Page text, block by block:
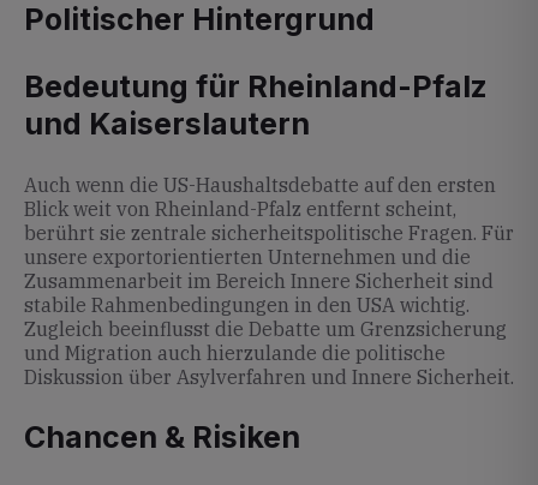
Politischer Hintergrund
Bedeutung für Rheinland-Pfalz
und Kaiserslautern
Auch wenn die US-Haushaltsdebatte auf den ersten
Blick weit von Rheinland-Pfalz entfernt scheint,
berührt sie zentrale sicherheitspolitische Fragen. Für
unsere exportorientierten Unternehmen und die
Zusammenarbeit im Bereich Innere Sicherheit sind
stabile Rahmenbedingungen in den USA wichtig.
Zugleich beeinflusst die Debatte um Grenzsicherung
und Migration auch hierzulande die politische
Diskussion über Asylverfahren und Innere Sicherheit.
Chancen & Risiken